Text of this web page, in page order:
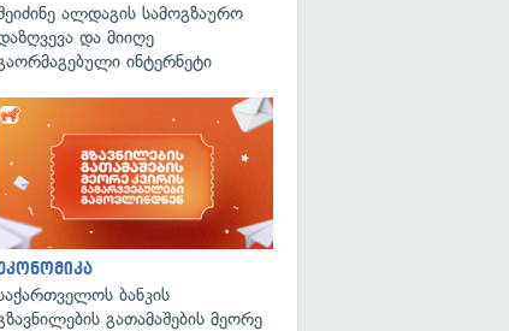
ალდაგის სამოგზაურო
და მიიღე
ინტერნეტი
ბანკის
გათამაშების მეორე